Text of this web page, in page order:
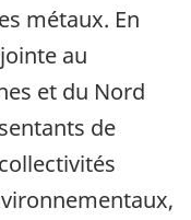
métaux. En
au
et du Nord
de